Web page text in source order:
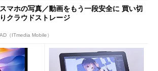
スマホの写真／動画をもう一段安全に 買い切
りクラウドストレージ
AD（ITmedia Mobile）